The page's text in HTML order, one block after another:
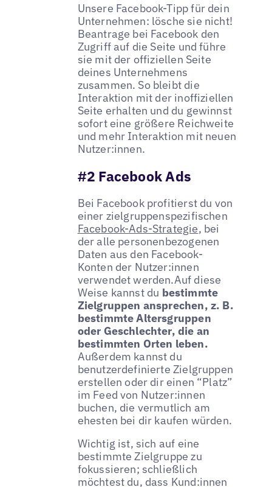
Unsere Facebook-Tipp für dein
Unternehmen: lösche sie nicht!
Beantrage bei Facebook den
Zugriff auf die Seite und führe
sie mit der offiziellen Seite
deines Unternehmens
zusammen. So bleibt die
Interaktion mit der inoffiziellen
Seite erhalten und du gewinnst
sofort eine größere Reichweite
und mehr Interaktion mit neuen
Nutzer:innen.
#2 Facebook Ads
Bei Facebook profitierst du von
einer zielgruppenspezifischen
Facebook-Ads-Strategie, bei
der alle personenbezogenen
Daten aus den Facebook-
Konten der Nutzer:innen
verwendet werden.Auf diese
Weise kannst du bestimmte
Zielgruppen ansprechen, z. B.
bestimmte Altersgruppen
oder Geschlechter, die an
bestimmten Orten leben.
Außerdem kannst du
benutzerdefinierte Zielgruppen
erstellen oder dir einen “Platz”
im Feed von Nutzer:innen
buchen, die vermutlich am
ehesten bei dir kaufen würden.
Wichtig ist, sich auf eine
bestimmte Zielgruppe zu
fokussieren; schließlich
möchtest du, dass Kund:innen